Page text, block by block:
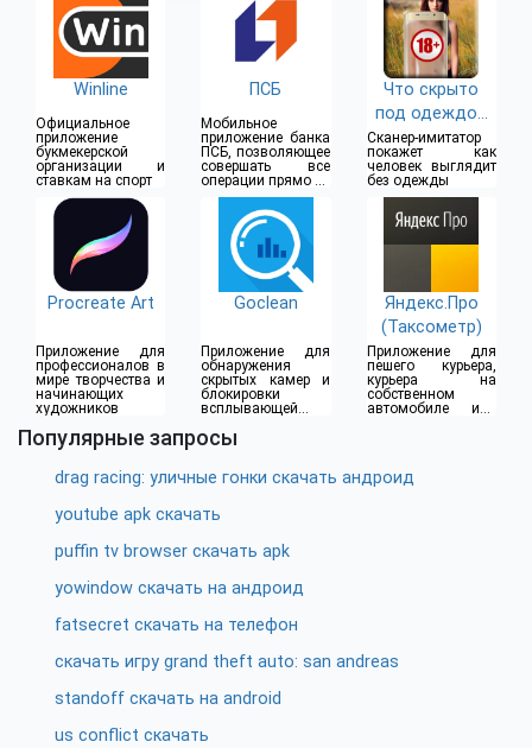
Winline
Официальное
приложение
букмекерской
организации и
ставкам на спорт
ПСБ
Мобильное
приложение банка
ПСБ, позволяющее
совершать все
операции прямо из
дома
Что скрыто
под одеждой
(18+)
Сканер-имитатор
покажет как
человек выглядит
без одежды
Procreate Art
Приложение для
профессионалов в
мире творчества и
начинающих
художников
Goclean
Приложение для
обнаружения
скрытых камер и
блокировки
всплывающей
Яндекс.Про
(Таксометр)
Приложение для
пешего курьера,
курьера на
собственном
автомобиле или
Популярные запросы
drag racing: уличные гонки скачать андроид
youtube apk скачать
puffin tv browser скачать apk
yowindow скачать на андроид
fatsecret скачать на телефон
скачать игру grand theft auto: san andreas
standoff скачать на android
us conflict скачать